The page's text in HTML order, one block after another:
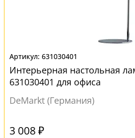
631030401
Интерьерная настольная
631030401 для офиса
DeMarkt (Германия)
3 008 ₽